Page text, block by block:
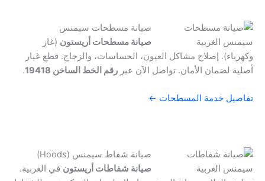
صيانة مسطحات سيمنس
صيانة مسطحات أريستون (غاز
وكهرباء). إصلاح مشاكل العيون، الحساسات، والزجاج. قطع غيار
أصلية لضمان الأمان. تواصل الآن عبر رقم الخط الساخن 19418 .
تفاصيل خدمة المسطحات ←
صيانة شفاط سيمنس (Hoods)
صيانة شفاطات أريستون في الغربية.